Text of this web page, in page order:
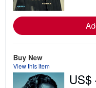
Buy New
View this item
US$